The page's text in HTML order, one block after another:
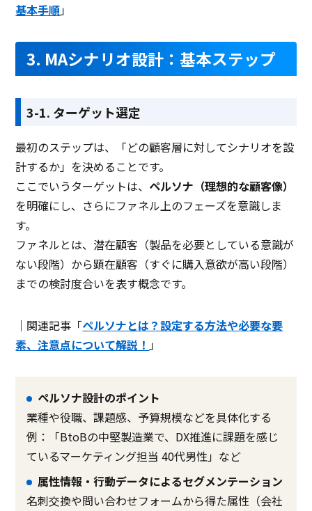
基本手順」
3. MAシナリオ設計：基本ステップ
3-1. ターゲット選定
最初のステップは、「どの顧客層に対してシナリオを設
計するか」を決めることです。
ここでいうターゲットは、 ペルソナ（理想的な顧客像）
を明確にし、さらにファネル上のフェーズを意識しま
す。
ファネルとは、潜在顧客（製品を必要としている意識が
ない段階）から顕在顧客（すぐに購入意欲が高い段階）
までの検討度合いを表す概念です。
｜関連記事「ペルソナとは？設定する方法や必要な要
素、注意点について解説！ 」
ペルソナ設計のポイント
業種や役職、課題感、予算規模などを具体化する
例：「BtoBの中堅製造業で、DX推進に課題を感じ
ているマーケティング担当 40代男性」など
属性情報・行動データによるセグメンテーション
名刺交換や問い合わせフォームから得た属性（会社